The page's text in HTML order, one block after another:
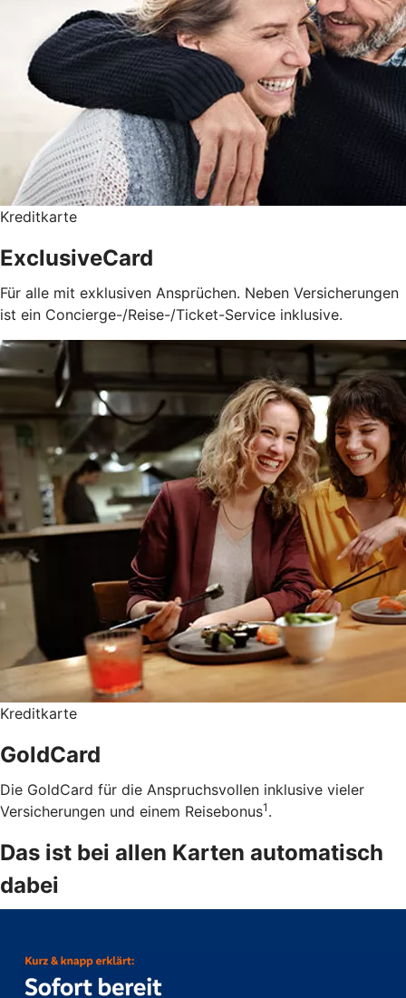
Kreditkarte
ExclusiveCard
Für alle mit exklusiven Ansprüchen. Neben Versicherungen
ist ein Concierge-/Reise-/Ticket-Service inklusive.
Kreditkarte
GoldCard
Die GoldCard für die Anspruchsvollen inklusive vieler
Versicherungen und einem Reisebonus1 .
Das ist bei allen Karten automatisch
dabei